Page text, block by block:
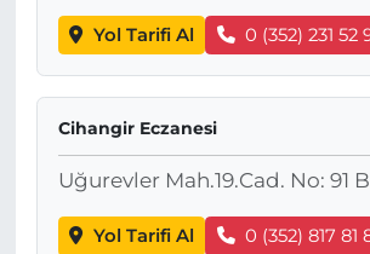
Yol Tarifi Al 0 (352) 231 52
Cihangir Eczanesi
Uğurevler Mah.19.Cad. No: 91 B
Yol Tarifi Al 0 (352) 817 81